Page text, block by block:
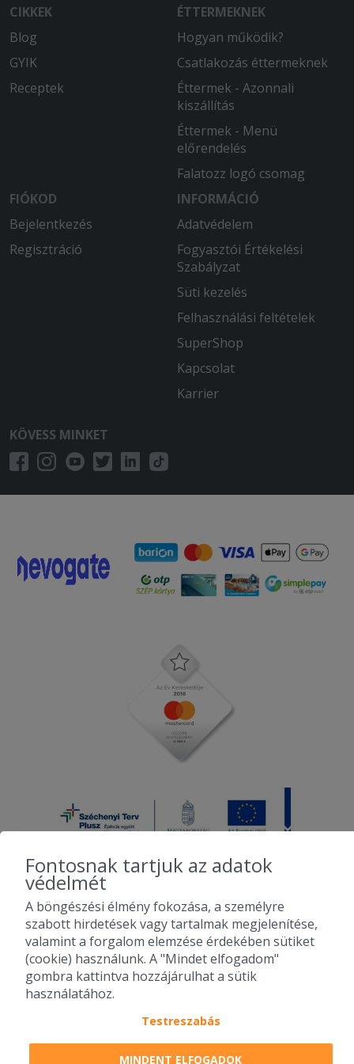
Rendben volt minden )
Nekem kicsit sótlan a tészta és az
oreganót is hiányolom némelyikről.
finomak,szeretjük.Általában fél és 1 óra
között ki is szállítják,de most a
legutóbbi rendelésemre 2 órát vártam.
Az már nagyon sok idő.
majdnem olyan jó, mint 4 évvel ezelőtt
volt ugyanaz, ugyanitt.
2025-09-14 - richard:
minden szuper volt
A rendeléssel, fizetéssel, szállítással.
2025-07-08 - Richárd:
Pizzaminőség kritikán aluli, már
ideje a túlspórolással mindent
Minden szuper! Köszönöm!
bőséges adag.
CIKKEK
Blog
GYIK
Receptek
ÉTTERMEKNEK
Hogyan működik?
Csatlakozás éttermeknek
Éttermek - Azonnali
kiszállítás
Éttermek - Menü
előrendelés
Falatozz logó csomag
FIÓKOD
Bejelentkezés
Regisztráció
INFORMÁCIÓ
Adatvédelem
Fogyasztói Értékelési
Szabályzat
Süti kezelés
Felhasználási feltételek
SuperShop
Kapcsolat
Karrier
KÖVESS MINKET
2010-2026 Copyright - Falatozz.hu - Diston-line Kft.
Pizza, gyros, hamburger, menük kedvező áron, egy helyen az összes
étterem ajánlata.
Fontosnak tartjuk az adatok
védelmét
A böngészési élmény fokozása, a személyre
szabott hirdetések vagy tartalmak megjelenítése,
valamint a forgalom elemzése érdekében sütiket
(cookie) használunk. A "Mindet elfogadom"
gombra kattintva hozzájárulhat a sütik
használatához.
Testreszabás
MINDENT ELFOGADOK